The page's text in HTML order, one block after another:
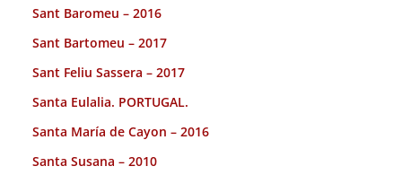
Sant Baromeu – 2016
Sant Bartomeu – 2017
Sant Feliu Sassera – 2017
Santa Eulalia. PORTUGAL.
Santa María de Cayon – 2016
Santa Susana – 2010